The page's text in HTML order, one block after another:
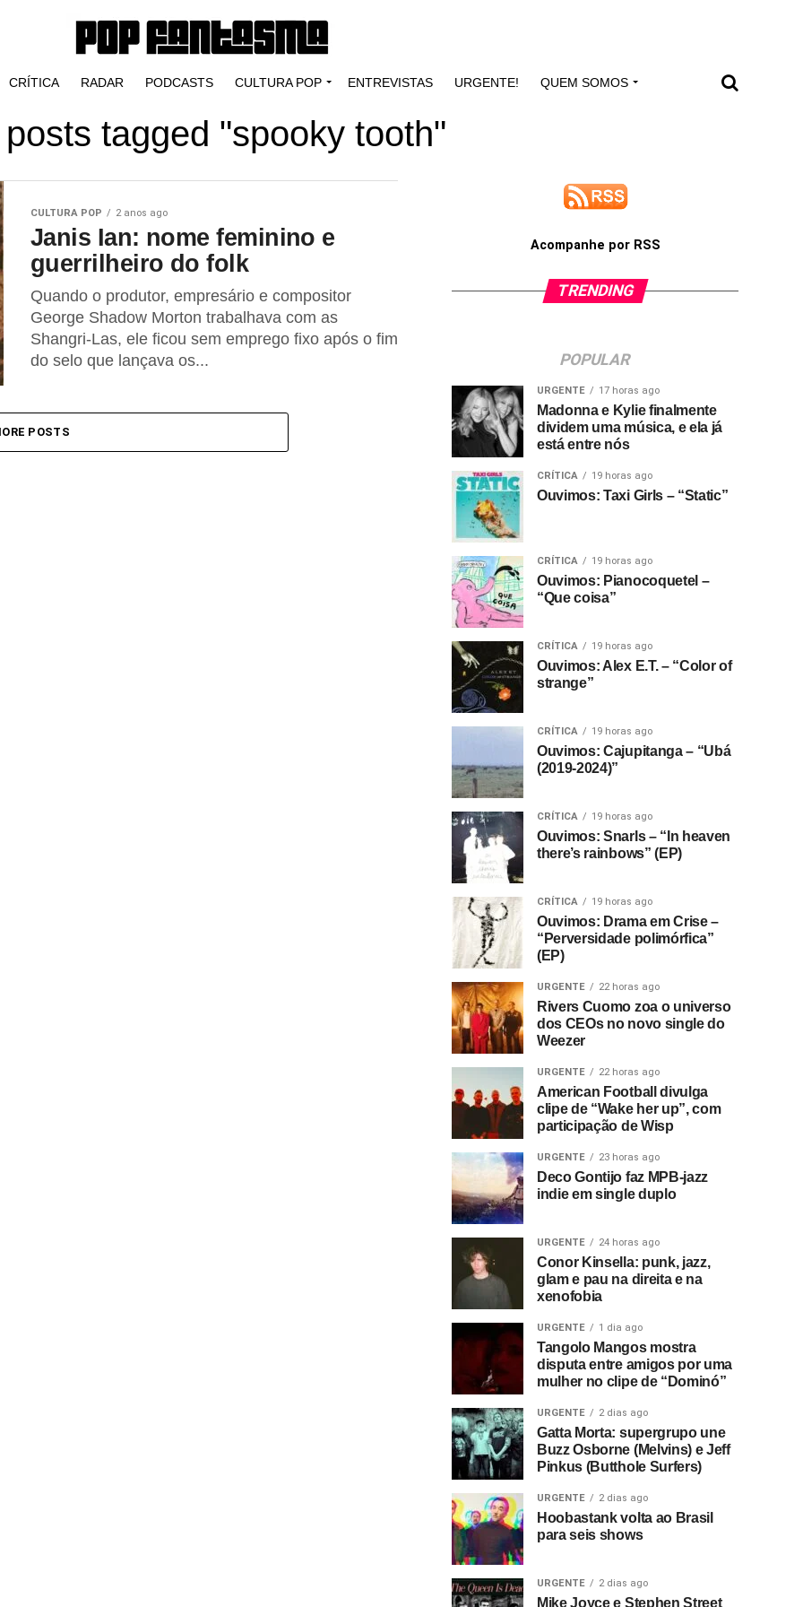
CRÍTICA RADAR PODCASTS CULTURA POP ENTREVISTAS URGENTE! QUEM SOMOS
tagged "spooky tooth"
CULTURA POP 2 anos ago
Janis Ian: nome feminino e
guerrilheiro do folk
Quando o produtor, empresário e compositor
George Shadow Morton trabalhava com as
Shangri-Las, ele ficou sem emprego fixo após o fim
do selo que lançava os...
POSTS
Acompanhe por RSS
TRENDING
POPULAR
URGENTE 17 horas ago
Madonna e Kylie finalmente
dividem uma música, e ela já
está entre nós
CRÍTICA 19 horas ago
Ouvimos: Taxi Girls – “Static”
CRÍTICA 19 horas ago
Ouvimos: Pianocoquetel –
“Que coisa”
CRÍTICA 19 horas ago
Ouvimos: Alex E.T. – “Color of
strange”
CRÍTICA 19 horas ago
Ouvimos: Cajupitanga – “Ubá
(2019-2024)”
CRÍTICA 19 horas ago
Ouvimos: Snarls – “In heaven
there’s rainbows” (EP)
CRÍTICA 19 horas ago
Ouvimos: Drama em Crise –
“Perversidade polimórfica”
(EP)
URGENTE 22 horas ago
Rivers Cuomo zoa o universo
dos CEOs no novo single do
Weezer
URGENTE 22 horas ago
American Football divulga
clipe de “Wake her up”, com
participação de Wisp
URGENTE 23 horas ago
Deco Gontijo faz MPB-jazz
indie em single duplo
URGENTE 24 horas ago
Conor Kinsella: punk, jazz,
glam e pau na direita e na
xenofobia
URGENTE 1 dia ago
Tangolo Mangos mostra
disputa entre amigos por uma
mulher no clipe de “Dominó”
URGENTE 2 dias ago
Gatta Morta: supergrupo une
Buzz Osborne (Melvins) e Jeff
Pinkus (Butthole Surfers)
URGENTE 2 dias ago
Hoobastank volta ao Brasil
para seis shows
URGENTE 2 dias ago
Mike Joyce e Stephen Street